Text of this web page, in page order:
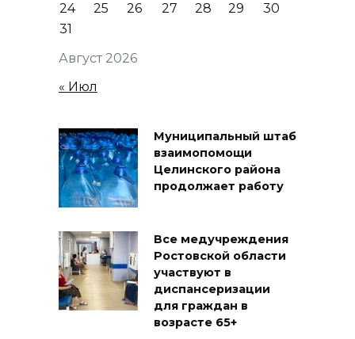
Август 2026
24
25 26 27 28 29
30
31
« Июл
Муниципальный штаб
взаимопомощи
Целинского района
продолжает работу
Все медучреждения
Ростовской области
участвуют в
диспансеризации
для граждан в
возрасте 65+